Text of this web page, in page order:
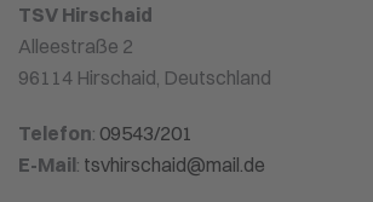
TSV Hirschaid
Alleestraße 2
96114 Hirschaid, Deutschland
Telefon: 09543/201
E-Mail: tsvhirschaid@mail.de